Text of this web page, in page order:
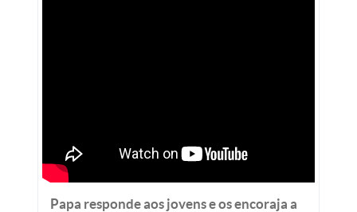
Papa responde aos jovens e os encoraja a